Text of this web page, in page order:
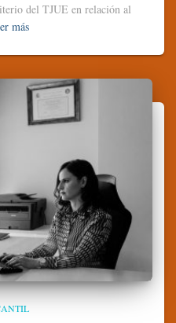
del TJUE en relación al
más